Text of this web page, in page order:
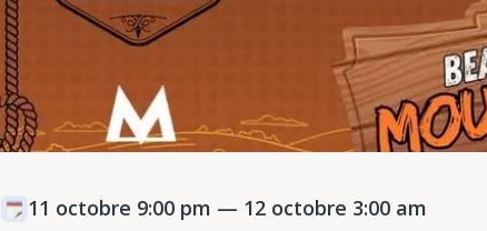
11 octobre 9:00 pm — 12 octobre 3:00 am